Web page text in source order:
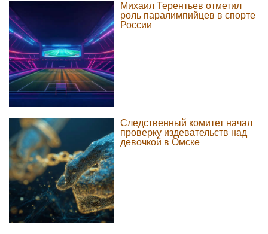
Михаил Терентьев отметил
роль паралимпийцев в спорте
России
Следственный комитет начал
проверку издевательств над
девочкой в Омске